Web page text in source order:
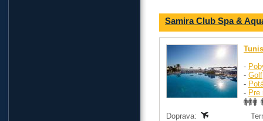
Samira Club Spa &
-
- Golf
-
- Pre
Doprava: